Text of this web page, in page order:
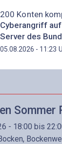
200 Konten
Cyberangriff
Server des
05.08.2026 - 11:23
Sommer
- 18:00 bis